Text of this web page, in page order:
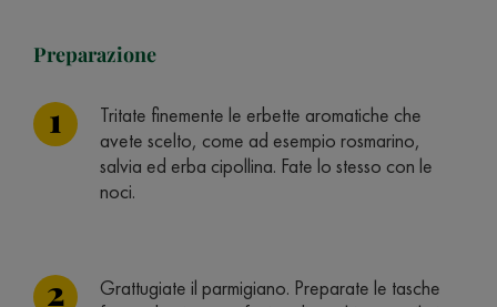
Preparazione
Tritate finemente le erbette aromatiche che
avete scelto, come ad esempio rosmarino,
salvia ed erba cipollina. Fate lo stesso con le
noci.
Grattugiate il parmigiano. Preparate le tasche